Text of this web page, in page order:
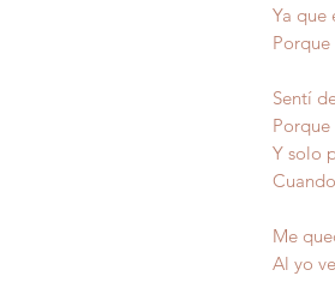
Ya que
Sentí
Y solo
Me
Al yo